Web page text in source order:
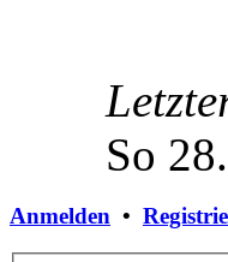
So
Anmelden •